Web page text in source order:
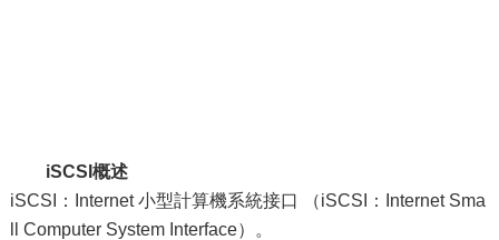
iSCSI概述
iSCSI：Internet 小型計算機系統接口 （iSCSI：Internet Sma
ll Computer System Interface）。